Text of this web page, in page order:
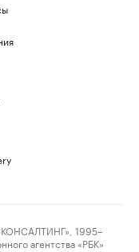
1995–
агентства «РБК»